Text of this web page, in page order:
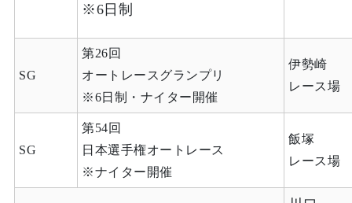
※6日制
SG
第26回
オートレースグランプリ
※6日制・ナイター開催
伊勢崎
レース場
SG
第54回
日本選手権オートレース
※ナイター開催
飯塚
レース場